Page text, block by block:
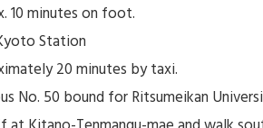
10 minutes on foot.
Station
20 minutes by taxi.
No. 50 bound for Ritsumeikan